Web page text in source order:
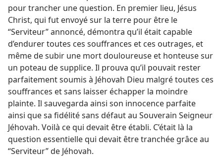
pour trancher une question. En premier lieu, Jésus
Christ, qui fut envoyé sur la terre pour être le
“Serviteur” annoncé, démontra qu’il était capable
d’endurer toutes ces souffrances et ces outrages, et
même de subir une mort douloureuse et honteuse sur
un poteau de supplice. Il prouva qu’il pouvait rester
parfaitement soumis à Jéhovah Dieu malgré toutes ces
souffrances et sans laisser échapper la moindre
plainte. Il sauvegarda ainsi son innocence parfaite
ainsi que sa fidélité sans défaut au Souverain Seigneur
Jéhovah. Voilà ce qui devait être établi. C’était là la
question essentielle qui devait être tranchée grâce au
“Serviteur” de Jéhovah.